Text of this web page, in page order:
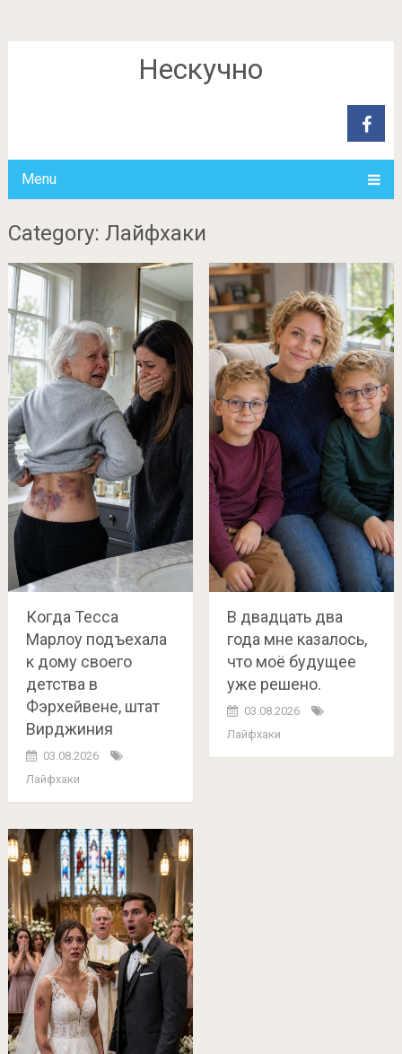
Нескучно
Menu
Category: Лайфхаки
Когда Тесса
Марлоу подъехала
к дому своего
детства в
Фэрхейвене, штат
Вирджиния
03.08.2026
Лайфхаки
В двадцать два
года мне казалось,
что моё будущее
уже решено.
03.08.2026
Лайфхаки